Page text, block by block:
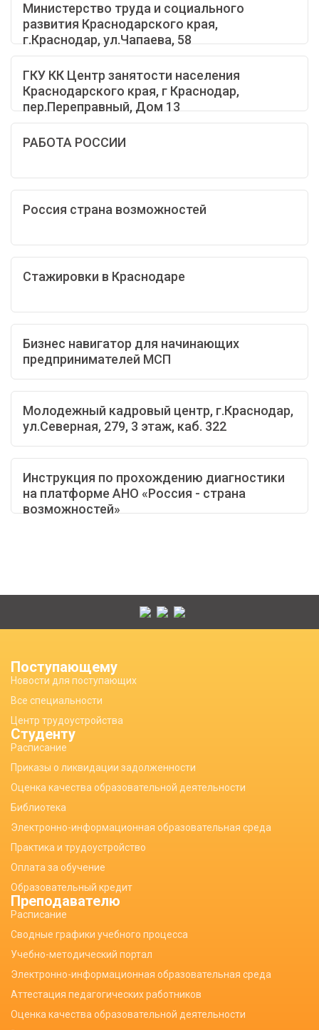
Министерство труда и социального
развития Краснодарского края,
г.Краснодар, ул.Чапаева, 58
ГКУ КК Центр занятости населения
Краснодарского края, г Краснодар,
пер.Переправный, Дом 13
РАБОТА РОССИИ
Россия страна возможностей
Стажировки в Краснодаре
Бизнес навигатор для начинающих
предпринимателей МСП
Молодежный кадровый центр, г.Краснодар,
ул.Северная, 279, 3 этаж, каб. 322
Инструкция по прохождению диагностики
на платформе АНО «Россия - страна
возможностей»
Поступающему
Новости для поступающих
Все специальности
Центр трудоустройства
Студенту
Расписание
Приказы о ликвидации задолженности
Оценка качества образовательной деятельности
Библиотека
Электронно-информационная образовательная среда
Практика и трудоустройство
Оплата за обучение
Образовательный кредит
Преподавателю
Расписание
Сводные графики учебного процесса
Учебно-методический портал
Электронно-информационная образовательная среда
Аттестация педагогических работников
Оценка качества образовательной деятельности